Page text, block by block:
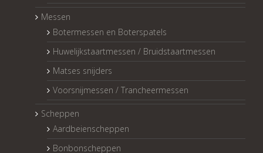
Messen
Botermessen en Boterspatels
Huwelijkstaartmessen / Bruidstaartmessen
Matses snijders
Voorsnijmessen / Trancheermessen
Scheppen
Aardbeienscheppen
Bonbonscheppen